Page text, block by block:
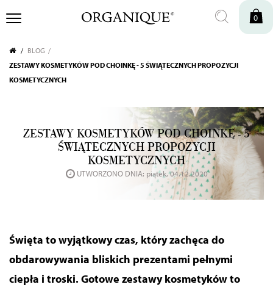
0
BLOG
ZESTAWY KOSMETYKÓW POD CHOINKĘ - 5 ŚWIĄTECZNYCH PROPOZYCJI
KOSMETYCZNYCH
ZESTAWY KOSMETYKÓW POD CHOINKĘ - 5
ŚWIĄTECZNYCH PROPOZYCJI
KOSMETYCZNYCH
UTWORZONO DNIA: piątek, 04.12.2020
Święta to wyjątkowy czas, który zachęca do
obdarowywania bliskich prezentami pełnymi
ciepła i troski. Gotowe zestawy kosmetyków to